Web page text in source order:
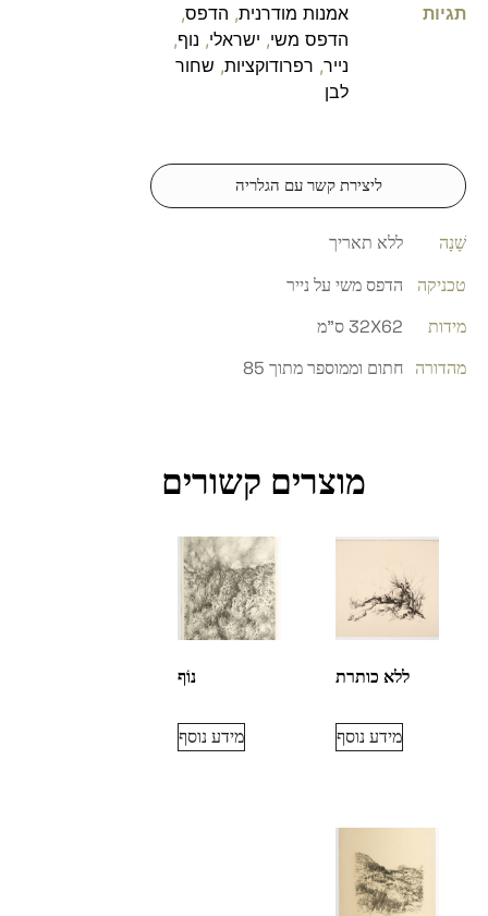
תגיות
אמנות מודרנית, הדפס,
הדפס משי, ישראלי, נוף,
נייר, רפרודוקציות, שחור
לבן
ליצירת קשר עם הגלריה
שָׁנָה
ללא תאריך
טכניקה
הדפס משי על נייר
מידות
32X62 ס"מ
מהדורה חתום וממוספר מתוך 85
מוצרים קשורים
ללא כותרת
מידע נוסף
נוֹף
מידע נוסף